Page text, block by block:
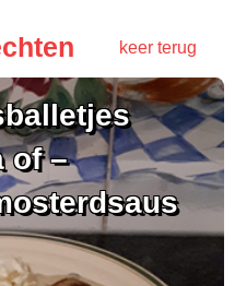
keer terug
of –